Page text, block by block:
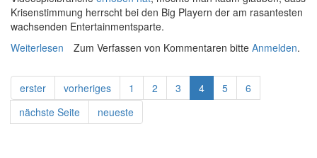
Krisenstimmung herrscht bei den Big Playern der am rasantesten
wachsenden Entertainmentsparte.
Weiterlesen über Das große AAAbzocken
Zum Verfassen von Kommentaren bitte Anmelden.
erster vorheriges 1 2 3 4 5
6
nächste Seite
neueste